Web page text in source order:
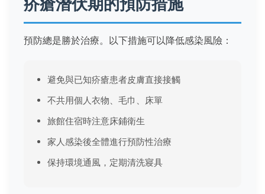
預防總是勝於治療。以下措施可以降低感染風險：
避免與已知疥瘡患者皮膚直接接觸
不共用個人衣物、毛巾、床單
旅館住宿時注意床鋪衛生
家人感染後全體進行預防性治療
保持環境通風，定期清洗寢具